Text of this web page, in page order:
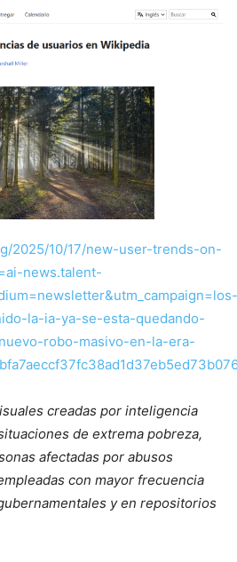
2025/10/17/new-user-trends-on-
news.talent-
la-ia-ya-se-esta-quedando-
robo-masivo-en-la-era-
creadas por inteligencia
de extrema pobreza,
afectadas por abusos
con mayor frecuencia
y en repositorios